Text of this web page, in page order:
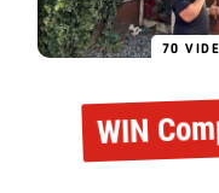
70
WIN